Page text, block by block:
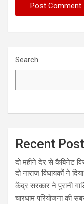
Search
Recent
दो महीने देर से कैबिनेट
दो नाराज विधायकों ने
केंद्र सरकार ने पुरानी
चारधाम परियोजना की